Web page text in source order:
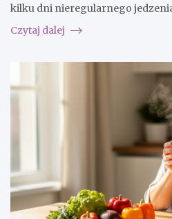
kilku dni nieregularnego
Czytaj dalej